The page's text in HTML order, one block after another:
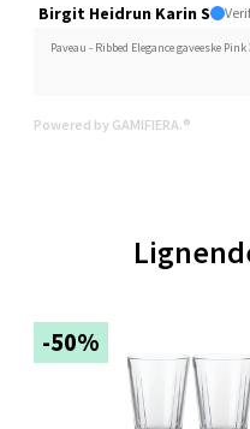
Birgit Heidrun Karin S
Paveau - Ribbed Elegance gaveeske
Powered by GAMIFIERA.®
-50%
Thon Senter
Orkanger
0 i butikk
Brodtkorbsgate 7,
Åpent i dag 10-21